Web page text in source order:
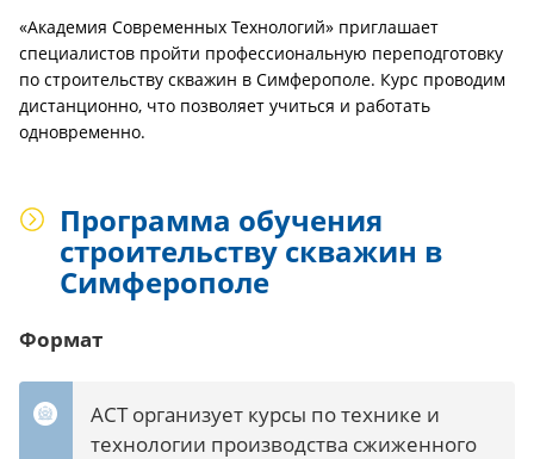
«Академия Современных Технологий» приглашает
специалистов пройти профессиональную переподготовку
по строительству скважин в Симферополе. Курс проводим
дистанционно, что позволяет учиться и работать
одновременно.
Программа обучения
строительству скважин в
Симферополе
Формат
АСТ организует курсы по технике и
технологии производства сжиженного